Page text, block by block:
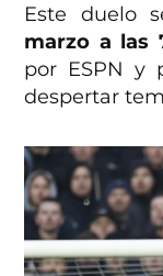
Este duelo
marzo a las
por ESPN y
despertar